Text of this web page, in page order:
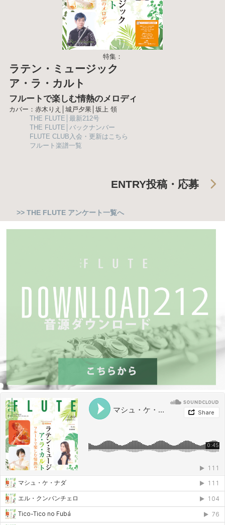
特集：
ラテン・ミュージック
ア・ラ・カルト
フルートで楽しむ情熱のメロディ
カバー：赤木りえ│城戸夕果│坂上 領
THE FLUTE│最新212号
THE FLUTE│バックナンバー
FLUTE CLUB入会・更新はこちら
フルート楽譜一覧
ENTRY投稿・応募
>> THE FLUTE アンケート一覧へ